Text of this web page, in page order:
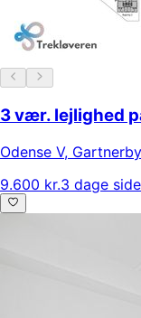
3 vær. lejlighed
Odense V,
9.600 kr.3 dage